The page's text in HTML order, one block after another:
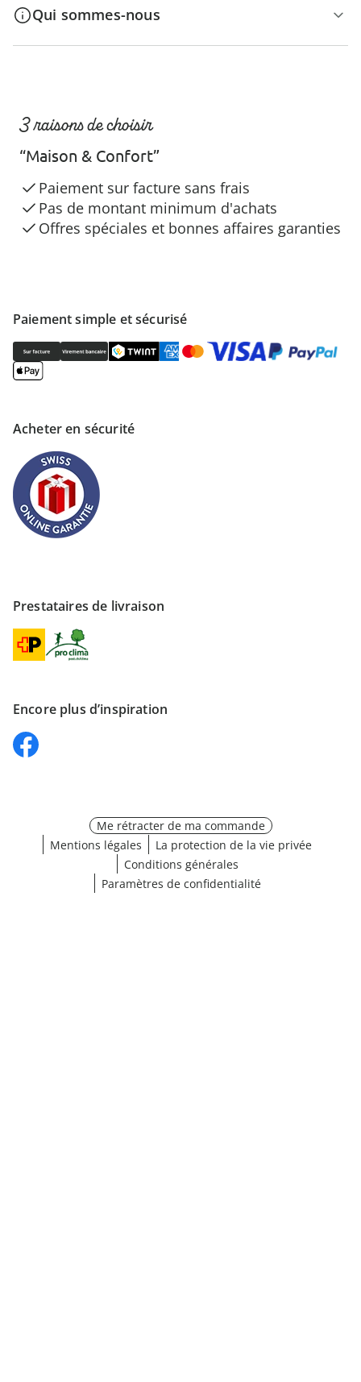
Qui sommes-nous
Paiement simple et sécurisé
Acheter en sécurité
Prestataires de livraison
Encore plus d’inspiration
3 raisons de choisir
“Maison & Confort”
Paiement sur facture sans frais
Pas de montant minimum d'achats
Offres spéciales et bonnes affaires garanties
Me rétracter de ma commande
Mentions légales
La protection de la vie privée
Conditions générales
Paramètres de confidentialité